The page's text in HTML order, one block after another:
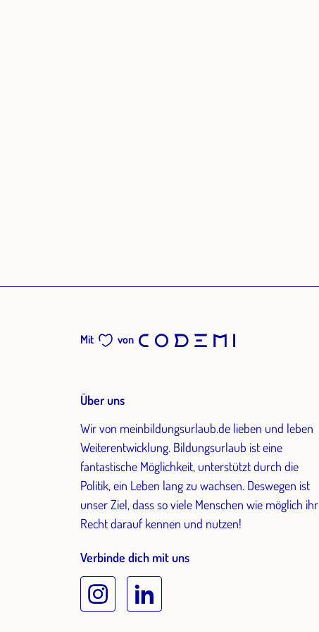
Mit von
Über uns
Wir von meinbildungsurlaub.de lieben und leben
Weiterentwicklung. Bildungsurlaub ist eine
fantastische Möglichkeit, unterstützt durch die
Politik, ein Leben lang zu wachsen. Deswegen ist
unser Ziel, dass so viele Menschen wie möglich ihr
Recht darauf kennen und nutzen!
Verbinde dich mit uns